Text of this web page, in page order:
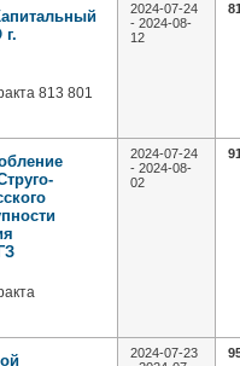
813 801
2024-07-24
- 2024-08-
12
2024-07-24
- 2024-08-
02
2024-07-23